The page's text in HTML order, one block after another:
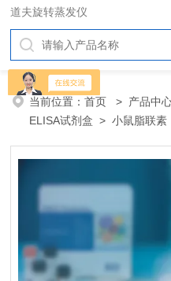
道夫旋转蒸发仪
当前位置：首页 > 产品中
ELISA试剂盒 > 小鼠脂联素